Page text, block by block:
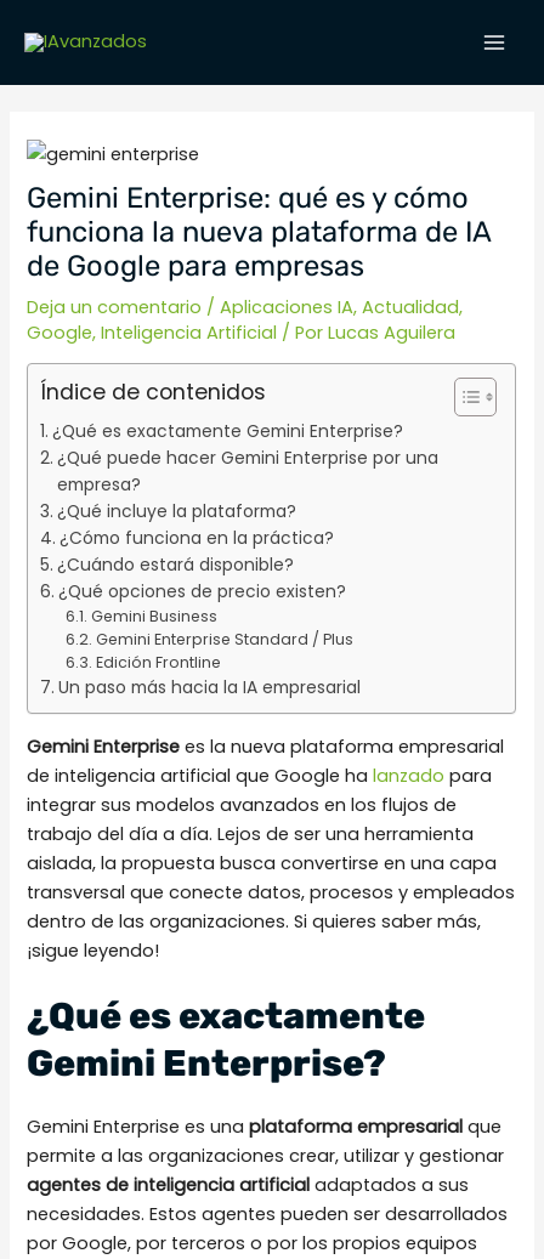
Gemini Enterprise: qué es y cómo
funciona la nueva plataforma de IA
de Google para empresas
Deja un comentario /Aplicaciones IA,Actualidad,
Google,Inteligencia Artificial / PorLucas Aguilera
Índice de contenidos
¿Qué es exactamente Gemini Enterprise?
¿Qué puede hacer Gemini Enterprise por una
empresa?
¿Qué incluye la plataforma?
¿Cómo funciona en la práctica?
¿Cuándo estará disponible?
¿Qué opciones de precio existen?
Gemini Business
Gemini Enterprise Standard / Plus
Edición Frontline
Un paso más hacia la IA empresarial
Gemini Enterprise es la nueva plataforma empresarial
de inteligencia artificial que Google halanzado para
integrar sus modelos avanzados en los flujos de
trabajo del día a día. Lejos de ser una herramienta
aislada, la propuesta busca convertirse en una capa
transversal que conecte datos, procesos y empleados
dentro de las organizaciones. Si quieres saber más,
¡sigue leyendo!
¿Qué es exactamente
Gemini Enterprise?
Gemini Enterprise es unaplataforma empresarial que
permite a las organizaciones crear, utilizar y gestionar
agentes de inteligencia artificial adaptados a sus
necesidades. Estos agentes pueden ser desarrollados
por Google, por terceros o por los propios equipos
de